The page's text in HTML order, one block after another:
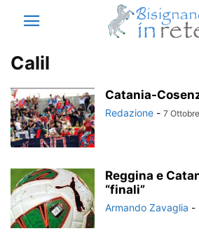
Calil
Catania-
Redazione - 7
Reggina e
“finali”
Armando Zavaglia -